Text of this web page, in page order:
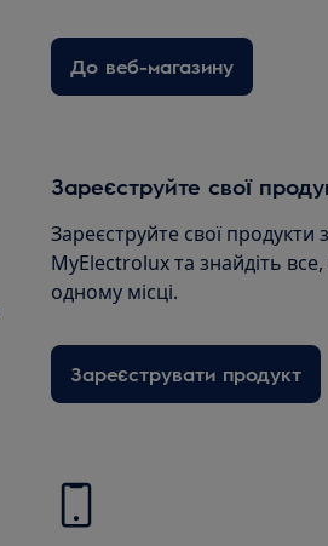
До веб-магазину
Зареєструйте свої
Зареєструйте свої
MyElectrolux та знайдіть
одному місці.
Зареєструвати продукт